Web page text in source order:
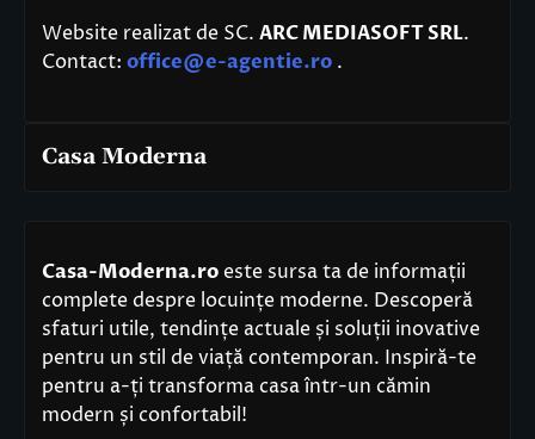
Website realizat de SC. ARC MEDIASOFT SRL.
Contact: office@e-agentie.ro .
Casa Moderna
Casa-Moderna.roeste sursa ta de informații
complete despre locuințe moderne. Descoperă
sfaturi utile, tendințe actuale și soluții inovative
pentru un stil de viață contemporan. Inspiră-te
pentru a-ți transforma casa într-un cămin
modern și confortabil!